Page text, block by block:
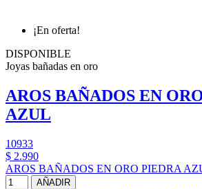
¡En oferta!
DISPONIBLE
Joyas bañadas en oro
AROS BAÑADOS EN
AZUL
10933
$ 2.990
AROS BAÑADOS EN ORO PIEDRA
AÑADIR